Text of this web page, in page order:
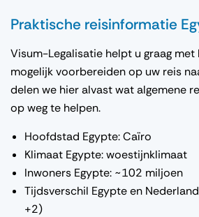
Praktische reisinformatie
Visum-Legalisatie helpt u graag met
mogelijk voorbereiden op uw reis
delen we hier alvast wat algemene
op weg te helpen.
Hoofdstad Egypte: Caïro
Klimaat Egypte: woestijnklimaat
Inwoners Egypte: ~102 miljoen
Tijdsverschil Egypte en
+2)